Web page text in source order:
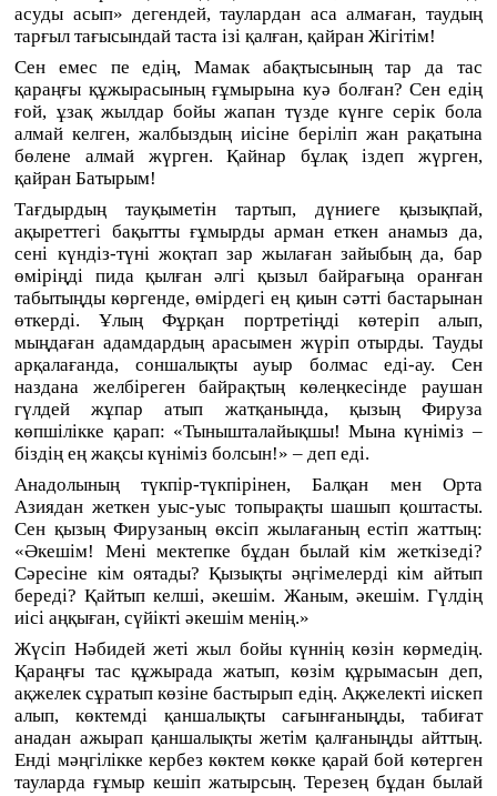
асуды асып» дегендей, таулардан аса алмаған, таудың
тарғыл тағысындай таста ізі қалған, қайран Жігітім!
Сен емес пе едің, Мамак абақтысының тар да тас
қараңғы құжырасының ғұмырына куә болған? Сен едің
ғой, ұзақ жылдар бойы жапан түзде күнге серік бола
алмай келген, жалбыздың иісіне беріліп жан рақатына
бөлене алмай жүрген. Қайнар бұлақ іздеп жүрген,
қайран Батырым!
Тағдырдың тауқыметін тартып, дүниеге қызықпай,
ақыреттегі бақытты ғұмырды арман еткен анамыз да,
сені күндіз-түні жоқтап зар жылаған зайыбың да, бар
өміріңді пида қылған әлгі қызыл байрағыңа оранған
табытыңды көргенде, өмірдегі ең қиын сәтті бастарынан
өткерді. Ұлың Фұрқан портретіңді көтеріп алып,
мыңдаған адамдардың арасымен жүріп отырды. Тауды
арқалағанда, соншалықты ауыр болмас еді-ау. Сен
наздана желбіреген байрақтың көлеңкесінде раушан
гүлдей жұпар атып жатқаныңда, қызың Фируза
көпшілікке қарап: «Тынышталайықшы! Мына күніміз –
біздің ең жақсы күніміз болсын!» – деп еді.
Анадолының түкпір-түкпірінен, Балқан мен Орта
Азиядан жеткен уыс-уыс топырақты шашып қоштасты.
Сен қызың Фирузаның өксіп жылағаның естіп жаттың:
«Әкешім! Мені мектепке бұдан былай кім жеткізеді?
Сәресіне кім оятады? Қызықты әңгімелерді кім айтып
береді? Қайтып келші, әкешім. Жаным, әкешім. Гүлдің
иісі аңқыған, сүйікті әкешім менің.»
Жүсіп Нәбидей жеті жыл бойы күннің көзін көрмедің.
Қараңғы тас құжырада жатып, көзім құрымасын деп,
ақжелек сұратып көзіне бастырып едің. Ақжелекті иіскеп
алып, көктемді қаншалықты сағынғаныңды, табиғат
анадан ажырап қаншалықты жетім қалғаныңды айттың.
Енді мәңгілікке кербез көктем көкке қарай бой көтерген
тауларда ғұмыр кешіп жатырсың. Терезең бұдан былай